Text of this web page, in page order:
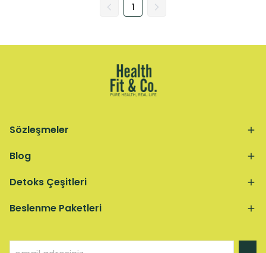
1
Sözleşmeler
Blog
Detoks Çeşitleri
Beslenme Paketleri